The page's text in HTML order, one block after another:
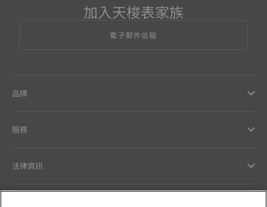
加入天梭表家族
電子郵件信箱
品牌
服務
法律資訊